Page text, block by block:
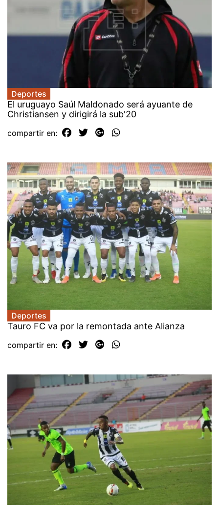
Deportes
El uruguayo Saúl Maldonado será ayuante de
Christiansen y dirigirá la sub'20
compartir en:
Deportes
Tauro FC va por la remontada ante Alianza
compartir en: